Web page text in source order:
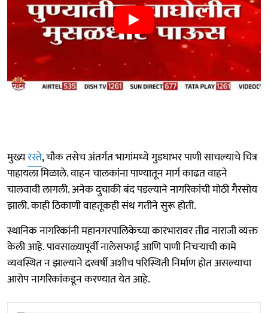
मुख्यरस्ते, चौक तसेच अंतर्गत भागांमध्ये गुडघाभर पाणी साचल्याचे चित्र
पाहायला मिळाले. वाहन चालकांना पाण्यातून मार्ग काढत वाहने
चालवावी लागली. अनेक दुचाकी बंद पडल्याने नागरिकांची मोठी गैरसोय
झाली. काही ठिकाणी वाहतूकही संथ गतीने सुरू होती.
स्थानिक नागरिकांनी महानगरपालिकेच्या कारभारावर तीव्र नाराजी व्यक्त
केली आहे. पावसाळ्यापूर्वी नालेसफाई आणि पाणी निचऱ्याची कामे
व्यवस्थित न झाल्याने दरवर्षी अशीच परिस्थिती निर्माण होत असल्याचा
आरोप नागरिकांकडून करण्यात येत आहे.